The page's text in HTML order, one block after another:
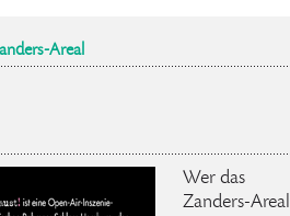
Areal
Wer das
Zanders-Areal